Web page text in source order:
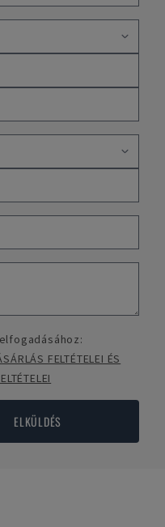
FELTÉTELEI ÉS
ELKÜLDÉS